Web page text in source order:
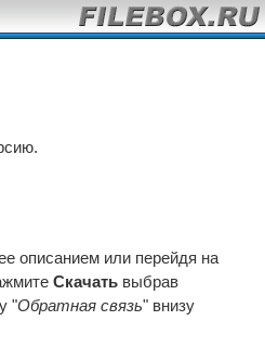
описанием или перейдя на
Скачать выбрав
"Обратная связь" внизу